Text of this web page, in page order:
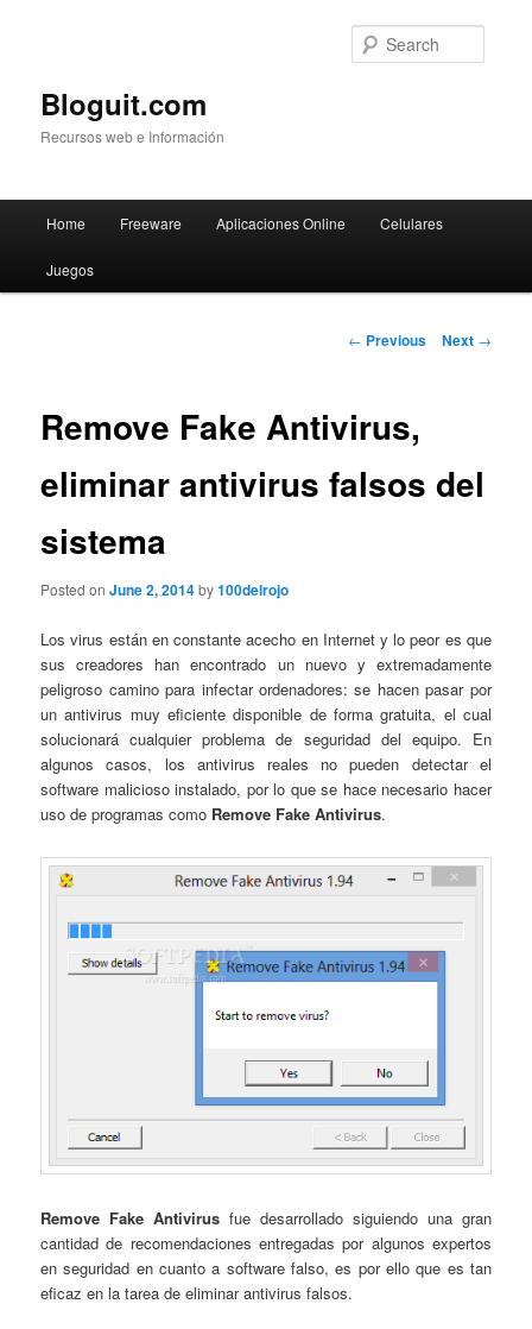
Bloguit.com
Recursos web e Información
Skip
to
Home Freeware Aplicaciones Online Celulares
Juegos
Post
← Previous Next →
Remove Fake Antivirus,
eliminar antivirus falsos del
sistema
Posted onJune 2, 2014by100delrojo
Los virus están en constante acecho en Internet y lo peor es que
sus creadores han encontrado un nuevo y extremadamente
peligroso camino para infectar ordenadores: se hacen pasar por
un antivirus muy eficiente disponible de forma gratuita, el cual
solucionará cualquier problema de seguridad del equipo. En
algunos casos, los antivirus reales no pueden detectar el
software malicioso instalado, por lo que se hace necesario hacer
uso de programas como Remove Fake Antivirus.
Remove Fake Antivirus fue desarrollado siguiendo una gran
cantidad de recomendaciones entregadas por algunos expertos
en seguridad en cuanto a software falso, es por ello que es tan
eficaz en la tarea de eliminar antivirus falsos.